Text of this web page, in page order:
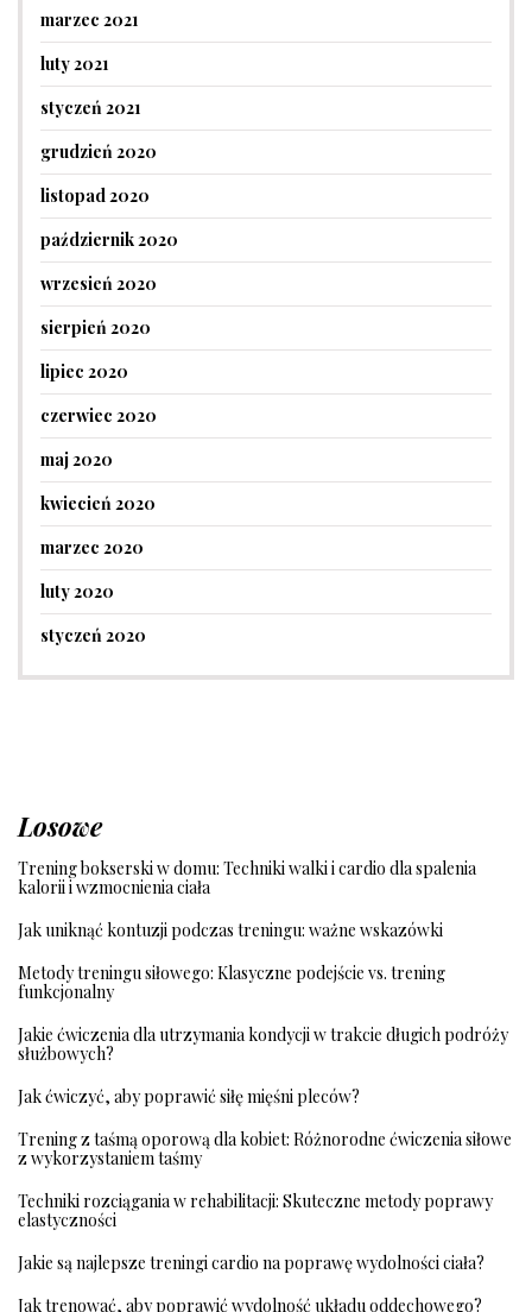
marzec 2021
luty 2021
styczeń 2021
grudzień 2020
listopad 2020
październik 2020
wrzesień 2020
sierpień 2020
lipiec 2020
czerwiec 2020
maj 2020
kwiecień 2020
marzec 2020
luty 2020
styczeń 2020
Losowe
Trening bokserski w domu: Techniki walki i cardio dla spalenia
kalorii i wzmocnienia ciała
Jak uniknąć kontuzji podczas treningu: ważne wskazówki
Metody treningu siłowego: Klasyczne podejście vs. trening
funkcjonalny
Jakie ćwiczenia dla utrzymania kondycji w trakcie długich podróży
służbowych?
Jak ćwiczyć, aby poprawić siłę mięśni pleców?
Trening z taśmą oporową dla kobiet: Różnorodne ćwiczenia siłowe
z wykorzystaniem taśmy
Techniki rozciągania w rehabilitacji: Skuteczne metody poprawy
elastyczności
Jakie są najlepsze treningi cardio na poprawę wydolności ciała?
Jak trenować, aby poprawić wydolność układu oddechowego?